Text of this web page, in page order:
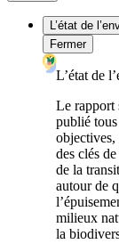
L’état de
Fermer
L’état de
Le rapport
publié
objectives,
des clés
de la
autour de
milieux
la